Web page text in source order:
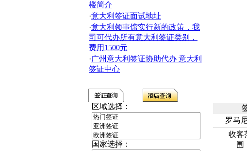
楼简介
·意大利签证面试地址
·意大利领事馆实行新的政策，我
司可代办所有意大利签证类别，
费用1500元
·广州意大利签证协助代办 意大利
签证中心
区域选择：
国家选择：
罗马
收客
围